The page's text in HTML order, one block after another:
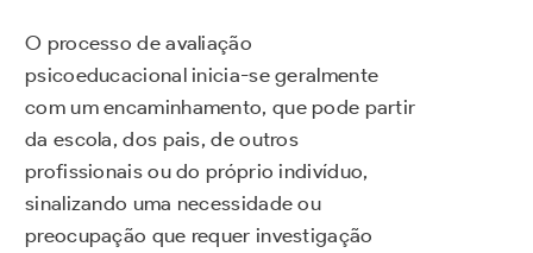
O processo de avaliação
psicoeducacional inicia-se geralmente
com um encaminhamento, que pode partir
da escola, dos pais, de outros
profissionais ou do próprio indivíduo,
sinalizando uma necessidade ou
preocupação que requer investigação